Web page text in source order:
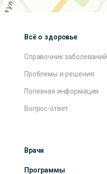
Всё о здоровье
Справочник заболеваний
Проблемы и решения
Полезная информация
Вопрос-ответ
Врачи
Программы